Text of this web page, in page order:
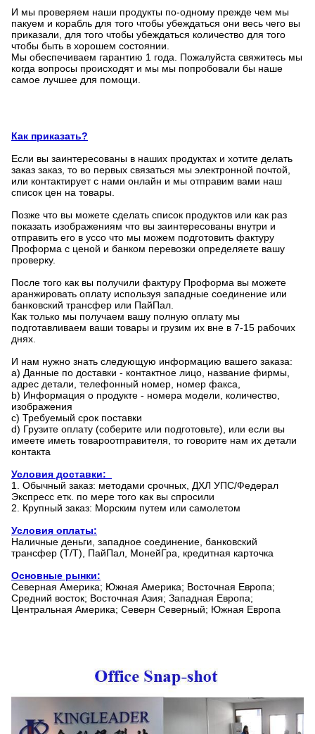
И мы проверяем наши продукты по-одному прежде чем мы
пакуем и корабль для того чтобы убеждаться они весь чего вы
приказали, для того чтобы убеждаться количество для того
чтобы быть в хорошем состоянии.
Мы обеспечиваем гарантию 1 года. Пожалуйста свяжитесь мы
когда вопросы происходят и мы мы попробовали бы наше
самое лучшее для помощи.
Как приказать?
Если вы заинтересованы в наших продуктах и хотите делать
заказ заказ, то во первых связаться мы электронной почтой,
или контактирует с нами онлайн и мы отправим вами наш
список цен на товары.
Позже что вы можете сделать список продуктов или как раз
показать изображениям что вы заинтересованы внутри и
отправить его в уссо что мы можем подготовить фактуру
Проформа с ценой и банком перевозки определяете вашу
проверку.
После того как вы получили фактуру Проформа вы можете
аранжировать оплату используя западные соединение или
банковский трансфер или ПайПал.
Как только мы получаем вашу полную оплату мы
подготавливаем ваши товары и грузим их вне в 7-15 рабочих
днях.
И нам нужно знать следующую информацию вашего заказа:
a) Данные по доставки - контактное лицо, название фирмы,
адрес детали, телефонный номер, номер факса,
b) Информация о продукте - номера модели, количество,
изображения
c) Требуемый срок поставки
d) Грузите оплату (соберите или подготовьте), или если вы
имеете иметь товароотправителя, то говорите нам их детали
контакта
Условия доставки:
1. Обычный заказ: методами срочных, ДХЛ УПС/Федерал
Экспресс етк. по мере того как вы спросили
2. Крупный заказ: Морским путем или самолетом
Условия оплаты:
Наличные деньги, западное соединение, банковский
трансфер (Т/Т), ПайПал, МонейГра, кредитная карточка
Основные рынки:
Северная Америка; Южная Америка; Восточная Европа;
Средний восток; Восточная Азия; Западная Европа;
Центральная Америка; Северн Северный; Южная Европа